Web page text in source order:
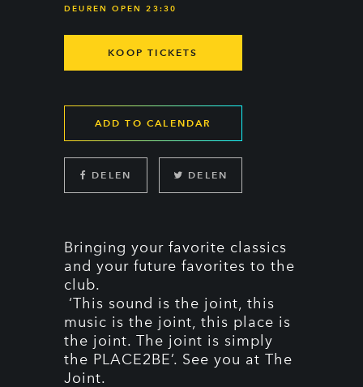
DEUREN OPEN 23:30
KOOP TICKETS
ADD TO CALENDAR
DELEN DELEN
Bringing your favorite classics
and your future favorites to the
club.
‘This sound is the joint, this
music is the joint, this place is
the joint. The joint is simply
the PLACE2BE’. See you at The
Joint.